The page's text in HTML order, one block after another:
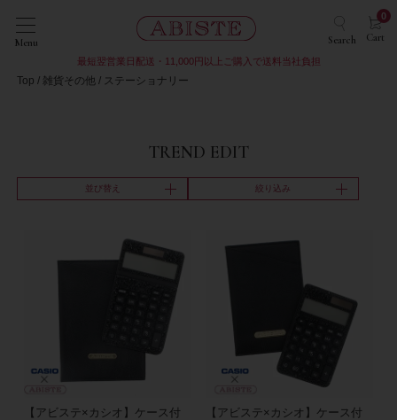
Menu Search Cart
0
最短翌営業日配送・11,000円以上ご購入で送料当社負担
Top 雑貨その他 ステーショナリー
TREND EDIT
並び替え 絞り込み
【アビステ×カシオ】ケース付
【アビステ×カシオ】ケース付